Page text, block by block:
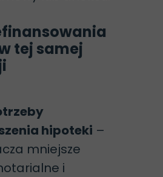
tej samej
hipoteki –
mniejsze
i